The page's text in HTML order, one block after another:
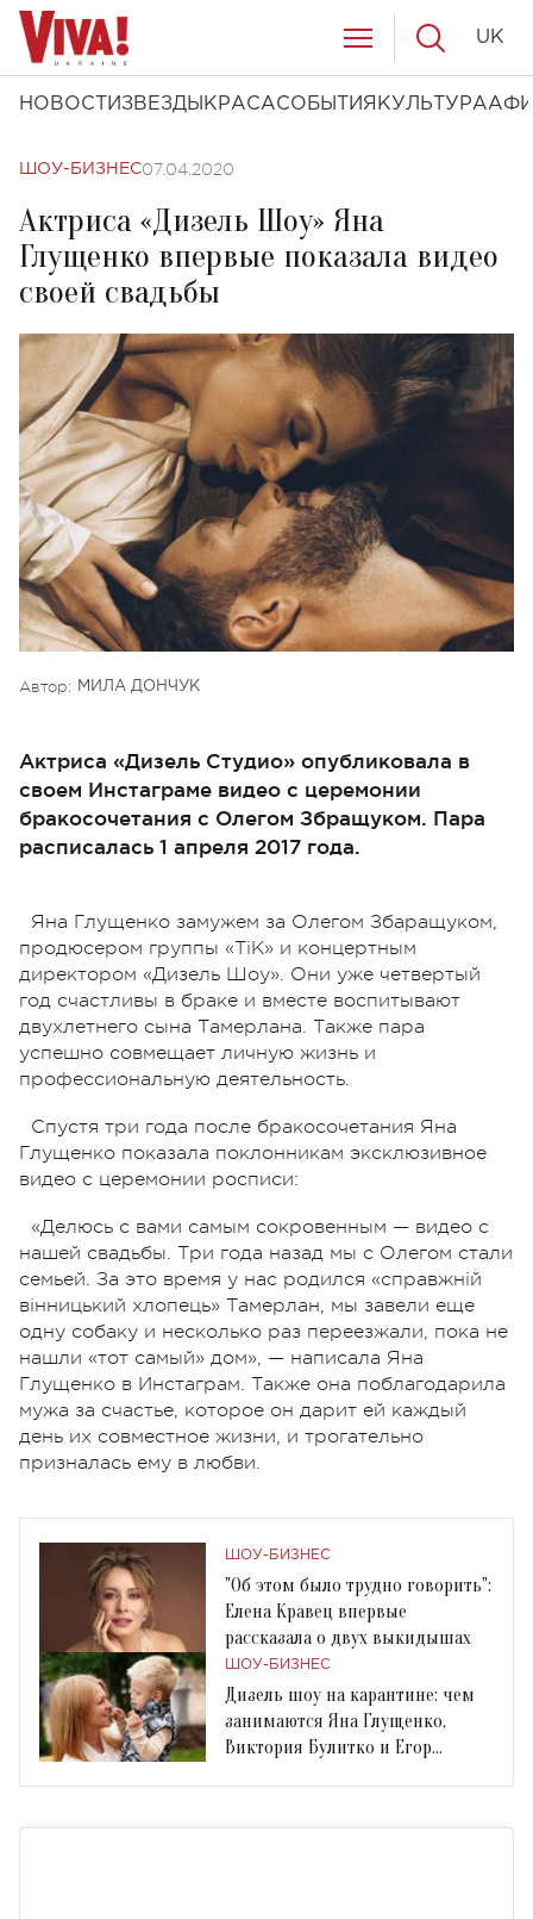
НОВОСТИ ЗВЕЗДЫ КРАСАСОБЫТИЯ КУЛЬТУРА
UK
ШОУ-БИЗНЕС07.04.2020
Актриса «Дизель Шоу» Яна
Глущенко впервые показала видео
своей свадьбы
Автор: МИЛА ДОНЧУК
Актриса «Дизель Студио» опубликовала в
своем Инстаграме видео с церемонии
бракосочетания с Олегом Збращуком. Пара
расписалась 1 апреля 2017 года.
Яна Глущенко замужем за Олегом Збаращуком,
продюсером группы «ТіК» и концертным
директором «Дизель Шоу». Они уже четвертый
год счастливы в браке и вместе воспитывают
двухлетнего сына Тамерлана. Также пара
успешно совмещает личную жизнь и
профессиональную деятельность.
Спустя три года после бракосочетания Яна
Глущенко показала поклонникам эксклюзивное
видео с церемонии росписи:
«Делюсь с вами самым сокровенным — видео с
нашей свадьбы. Три года назад мы с Олегом стали
семьей. За это время у нас родился «справжній
вінницький хлопець» Тамерлан, мы завели еще
одну собаку и несколько раз переезжали, пока не
нашли «тот самый» дом», — написала Яна
Глущенко в Инстаграм. Также она поблагодарила
мужа за счастье, которое он дарит ей каждый
день их совместное жизни, и трогательно
призналась ему в любви.
ШОУ-БИЗНЕС
"Об этом было трудно говорить":
Елена Кравец впервые
рассказала о двух выкидышах
ШОУ-БИЗНЕС
Дизель шоу на карантине: чем
занимаются Яна Глущенко,
Виктория Булитко и Егор